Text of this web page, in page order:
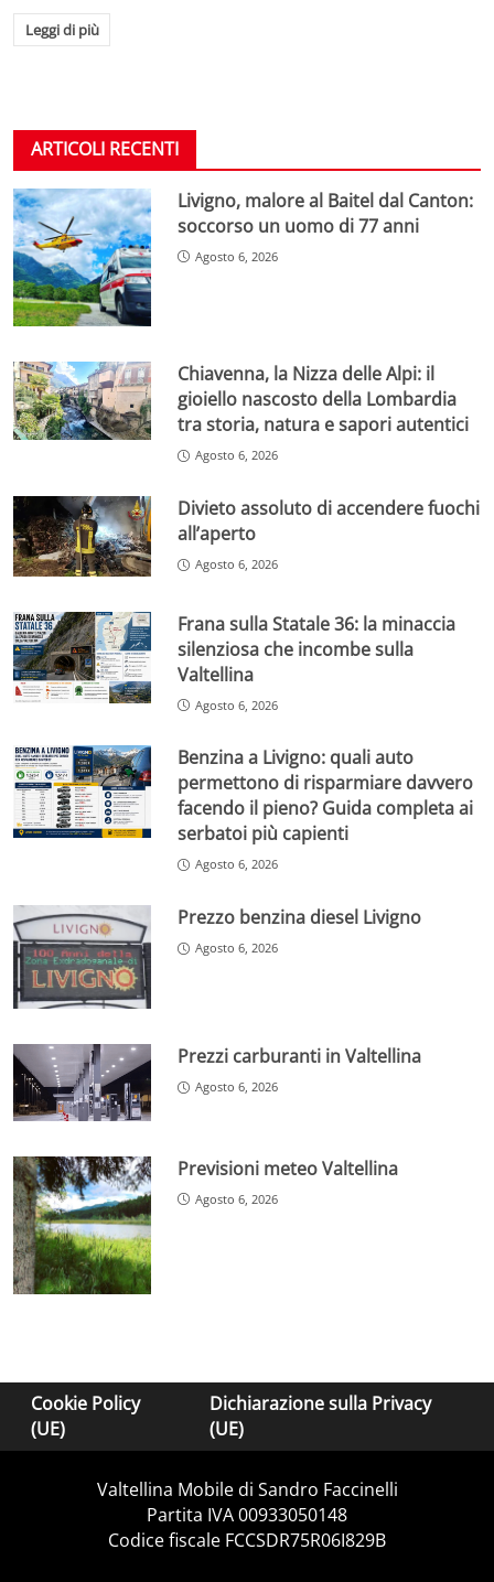
Leggi di più
ARTICOLI RECENTI
Livigno, malore al Baitel dal Canton:
soccorso un uomo di 77 anni
Agosto 6, 2026
Chiavenna, la Nizza delle Alpi: il
gioiello nascosto della Lombardia
tra storia, natura e sapori autentici
Agosto 6, 2026
Divieto assoluto di accendere fuochi
all’aperto
Agosto 6, 2026
Frana sulla Statale 36: la minaccia
silenziosa che incombe sulla
Valtellina
Agosto 6, 2026
Benzina a Livigno: quali auto
permettono di risparmiare davvero
facendo il pieno? Guida completa ai
serbatoi più capienti
Agosto 6, 2026
Prezzo benzina diesel Livigno
Agosto 6, 2026
Prezzi carburanti in Valtellina
Agosto 6, 2026
Previsioni meteo Valtellina
Agosto 6, 2026
Cookie Policy
(UE)
Dichiarazione sulla Privacy
(UE)
Valtellina Mobile di Sandro Faccinelli
Partita IVA 00933050148
Codice fiscale FCCSDR75R06I829B